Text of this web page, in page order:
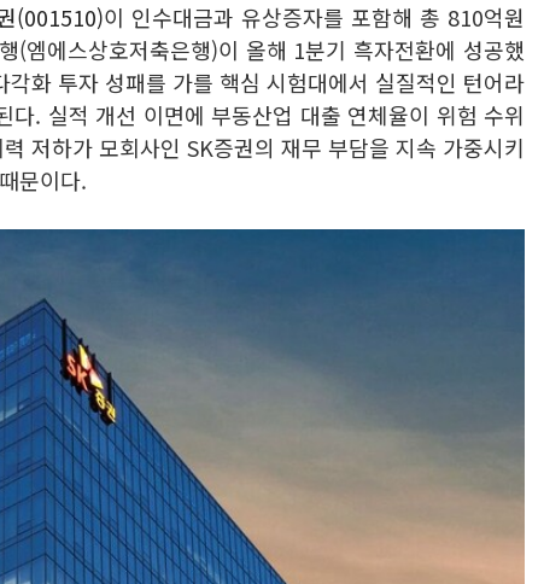
(001510)이 인수대금과 유상증자를 포함해 총 810억원
(엠에스상호저축은행)이 올해 1분기 흑자전환에 성공했
화 투자 성패를 가를 핵심 시험대에서 실질적인 턴어라
다. 실적 개선 이면에 부동산업 대출 연체율이 위험 수위
저하가 모회사인 SK증권의 재무 부담을 지속 가중시키
문이다.